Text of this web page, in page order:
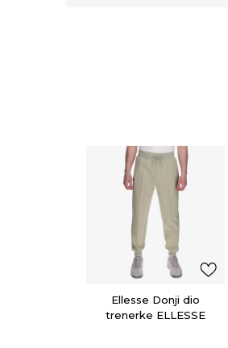
Ellesse Donji dio
trenerke ELLESSE